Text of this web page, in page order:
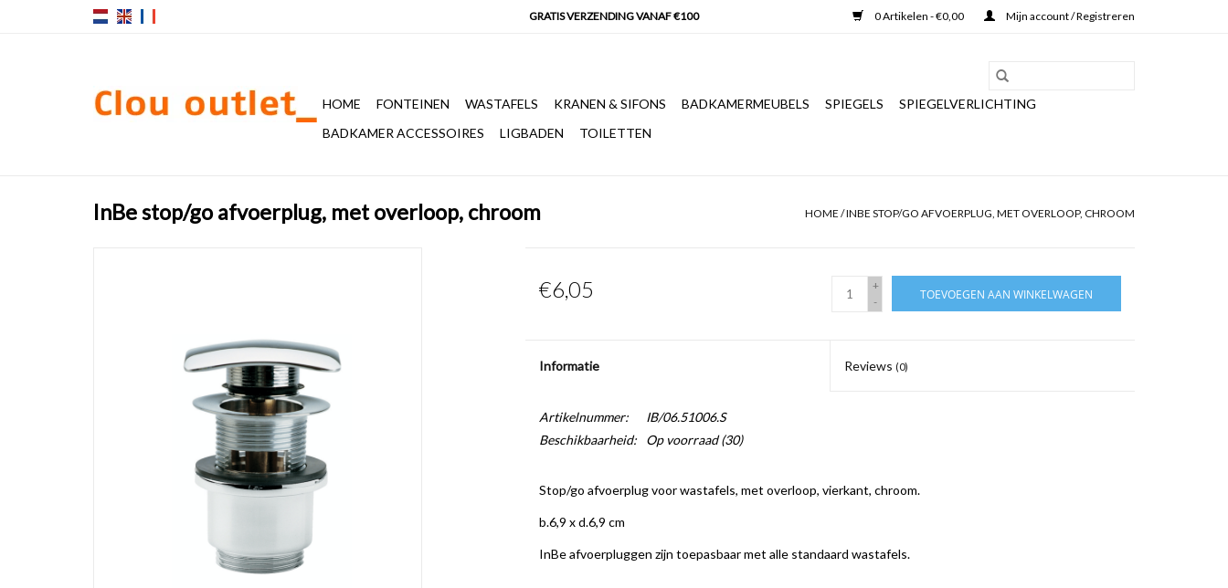
0 Artikelen - €0,00 Mijn account / Registreren
HOME FONTEINEN WASTAFELS KRANEN & SIFONS BADKAMERMEUBELS SPIEGELS
SPIEGELVERLICHTING
BADKAMER ACCESSOIRES
LIGBADEN TOILETTEN
InBe stop/go afvoerplug, met overloop, chroom HOME /INBE STOP/GO AFVOERPLUG, MET OVERLOOP, CHROOM
€6,05
+
-
TOEVOEGEN AAN WINKELWAGEN
Informatie Reviews (0)
Artikelnummer:
IB/06.51006.S
Beschikbaarheid:
Op voorraad(30)
Stop/go afvoerplug voor wastafels, met overloop, vierkant, chroom.
b.6,9 x d.6,9 cm
InBe afvoerpluggen zijn toepasbaar met alle standaard wastafels.